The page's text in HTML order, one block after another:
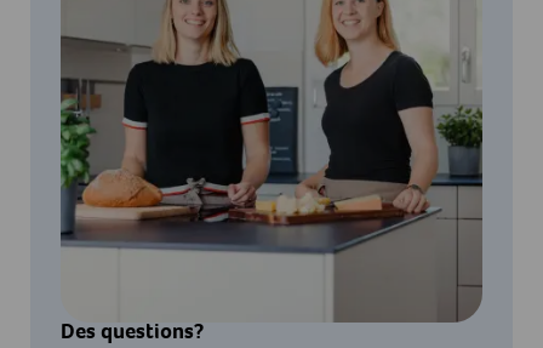
Des questions?